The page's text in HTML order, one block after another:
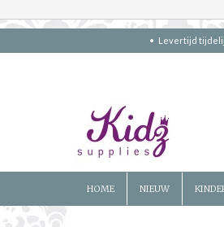
Levertijd
HOME NIEUW